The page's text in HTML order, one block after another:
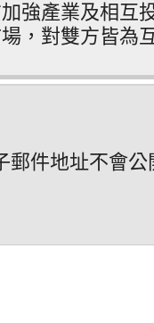
強產業及相互
，對雙方皆為
郵件地址不會公